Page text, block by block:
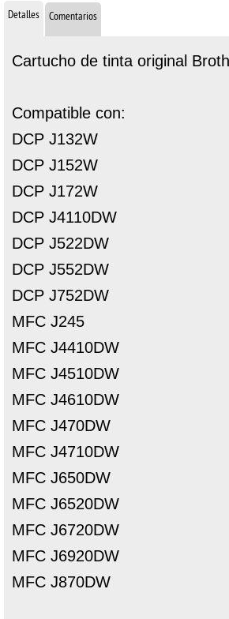
Detalles Comentarios
Cartucho de tinta original
Compatible con:
DCP J132W
DCP J152W
DCP J172W
DCP J4110DW
DCP J522DW
DCP J552DW
DCP J752DW
MFC J245
MFC J4410DW
MFC J4510DW
MFC J4610DW
MFC J470DW
MFC J4710DW
MFC J650DW
MFC J6520DW
MFC J6720DW
MFC J6920DW
MFC J870DW